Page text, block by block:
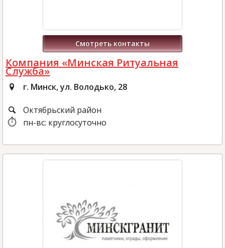
Смотреть контакты
Компания «Минская Ритуальная
Служба»
г. Минск, ул. Володько, 28
Октябрьский район
пн-вс: круглосуточно